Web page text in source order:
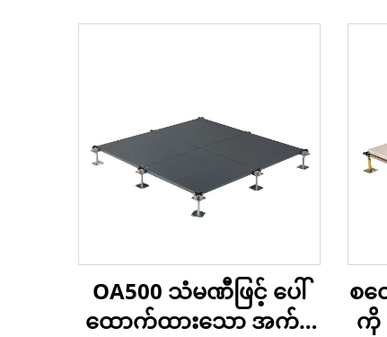
OA500 သံမဏီဖြင့် ပေါ်
ထောက်ထားသော အက်စ
စတ
ကို